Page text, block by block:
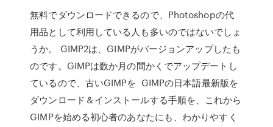
無料でダウンロードできるので、Photoshopの代
用品として利用している人も多いのではないでしょ
うか。 GIMP2は、GIMPがバージョンアップしたも
のです。GIMPは数か月の間かくでアップデートし
ているので、古いGIMPを GIMPの日本語最新版を
ダウンロード＆インストールする手順を、これから
GIMPを始める初心者のあなたにも、わかりやすく